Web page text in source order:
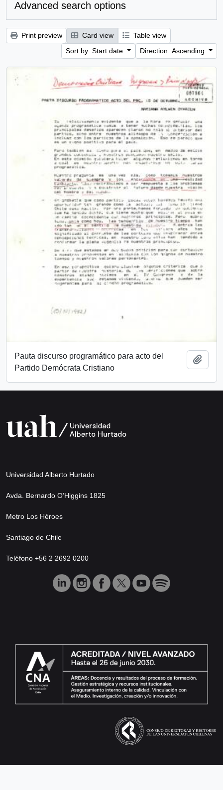
Advanced search options
Print preview Card view
Table view
Sort by: Start date
Direction: Ascending
Pauta discurso programático para acto del
Partido Demócrata Cristiano
Universidad Alberto Hurtado
Avda. Bernardo O’Higgins 1825
Metro Los Héroes
Santiago de Chile
Teléfono +56 2 2692 0200